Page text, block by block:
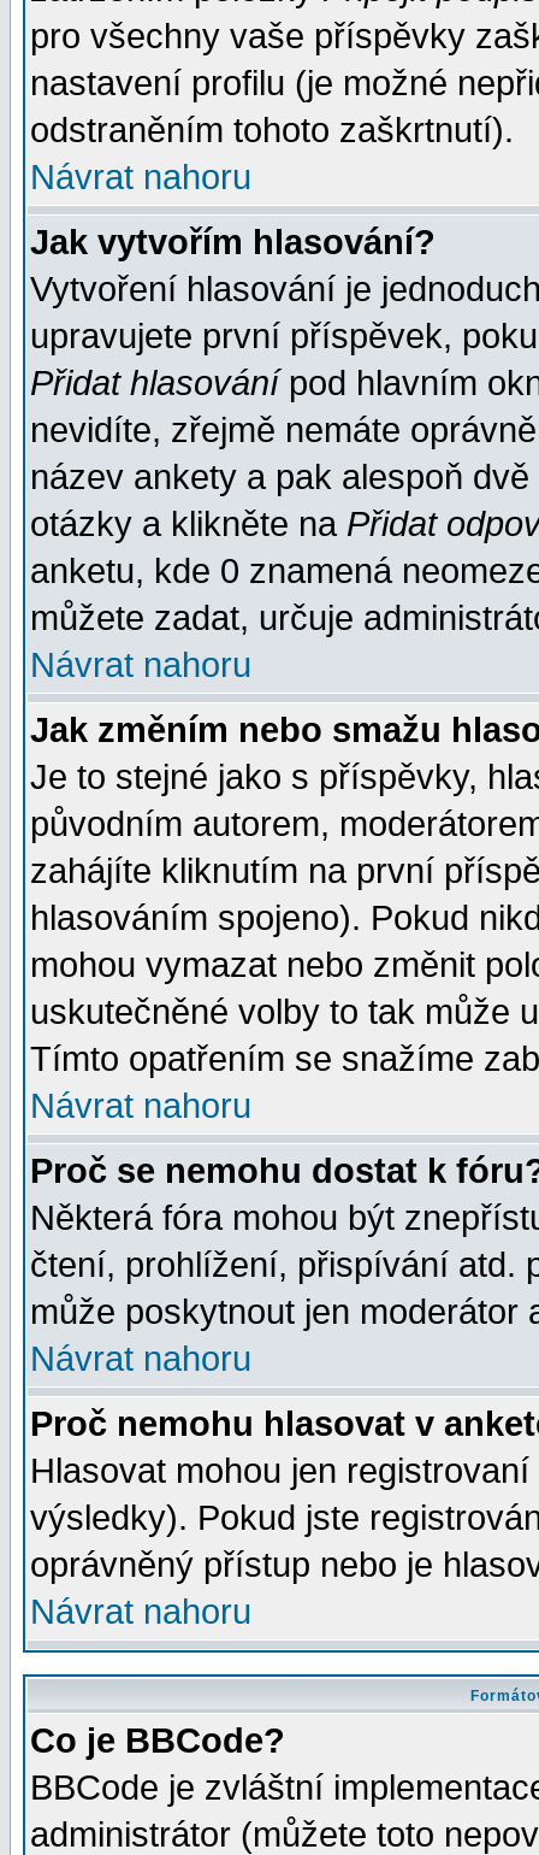
pro všechny vaše příspěvky
nastavení profilu (je možné
odstraněním tohoto zaškrtnutí).
Návrat nahoru
Jak vytvořím hlasování?
Vytvoření hlasování je
upravujete první příspěvek,
Přidat hlasovánípod hlavním
nevidíte, zřejmě nemáte
název ankety a pak alespoň
otázky a klikněte na Přidat
anketu, kde 0 znamená
můžete zadat, určuje
Návrat nahoru
Jak změním nebo smažu
Je to stejné jako s příspěvky,
původním autorem,
zahájíte kliknutím na první
hlasováním spojeno). Pokud
mohou vymazat nebo změnit
uskutečněné volby to tak může
Tímto opatřením se snažíme
Návrat nahoru
Proč se nemohu dostat k
Některá fóra mohou být
čtení, prohlížení, přispívání atd.
může poskytnout jen moderátor
Návrat nahoru
Proč nemohu hlasovat v
Hlasovat mohou jen
výsledky). Pokud jste
oprávněný přístup nebo je
Návrat nahoru
Co je BBCode?
BBCode je zvláštní
administrátor (můžete toto